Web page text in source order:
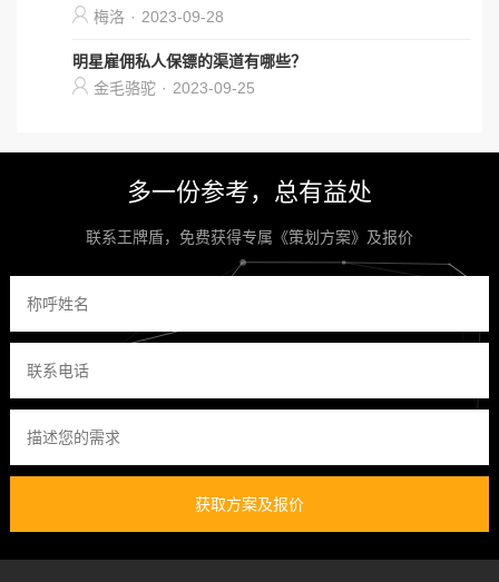
梅洛 · 2023-09-28
明星雇佣私人保镖的渠道有哪些？
金毛骆驼 · 2023-09-25
多一份参考，总有益处
联系王牌盾，免费获得专属《策划方案》及报价
获取方案及报价